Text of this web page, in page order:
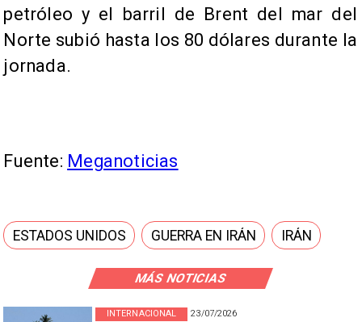
MÁS NOTICIAS
23/07/2026
INTERNACIONAL
petróleo y el barril de Brent del mar del
Norte subió hasta los 80 dólares durante la
jornada.
Fuente: Meganoticias
ESTADOS UNIDOS GUERRA EN IRÁN IRÁN